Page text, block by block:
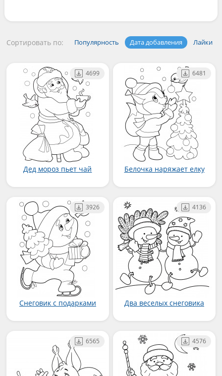
Сортировать по: Популярность Дата добавления Лайки
Дед мороз пьет чай
4699
Белочка наряжает елку
6481
Снеговик с подарками
3926
Два веселых снеговика
4136
6565 4576